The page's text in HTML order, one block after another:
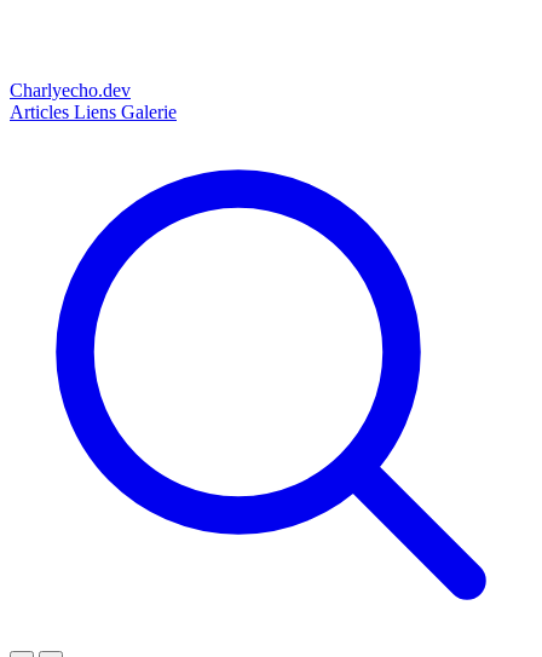
Charlyecho.dev
Articles Liens Galerie